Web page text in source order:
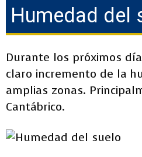
Humedad del
Durante los próximos
claro incremento de la
amplias zonas.
Cantábrico.